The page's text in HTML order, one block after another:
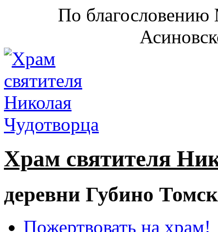
По благословению
Храм святителя
деревни Губино
Пожертвовать на храм!